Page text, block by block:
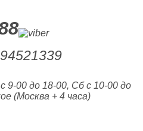
9-00 до 18-00, Сб с 10-00 до
(Москва + 4 часа)